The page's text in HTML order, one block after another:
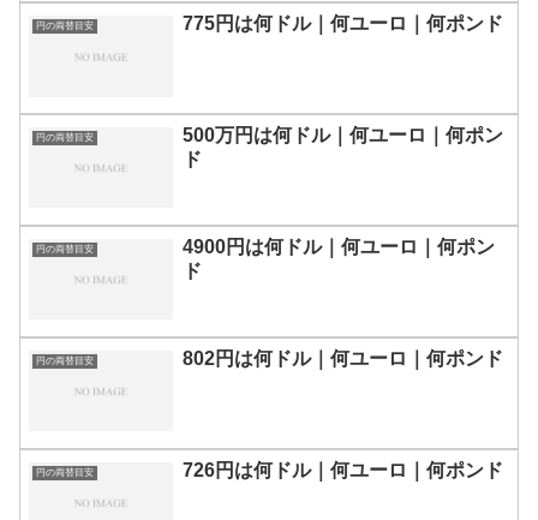
円の両替目安 775円は何ドル｜何ユーロ｜何ポンド
円の両替目安
500万円は何ドル｜何ユーロ｜何ポン
ド
円の両替目安
4900円は何ドル｜何ユーロ｜何ポン
ド
円の両替目安 802円は何ドル｜何ユーロ｜何ポンド
円の両替目安 726円は何ドル｜何ユーロ｜何ポンド